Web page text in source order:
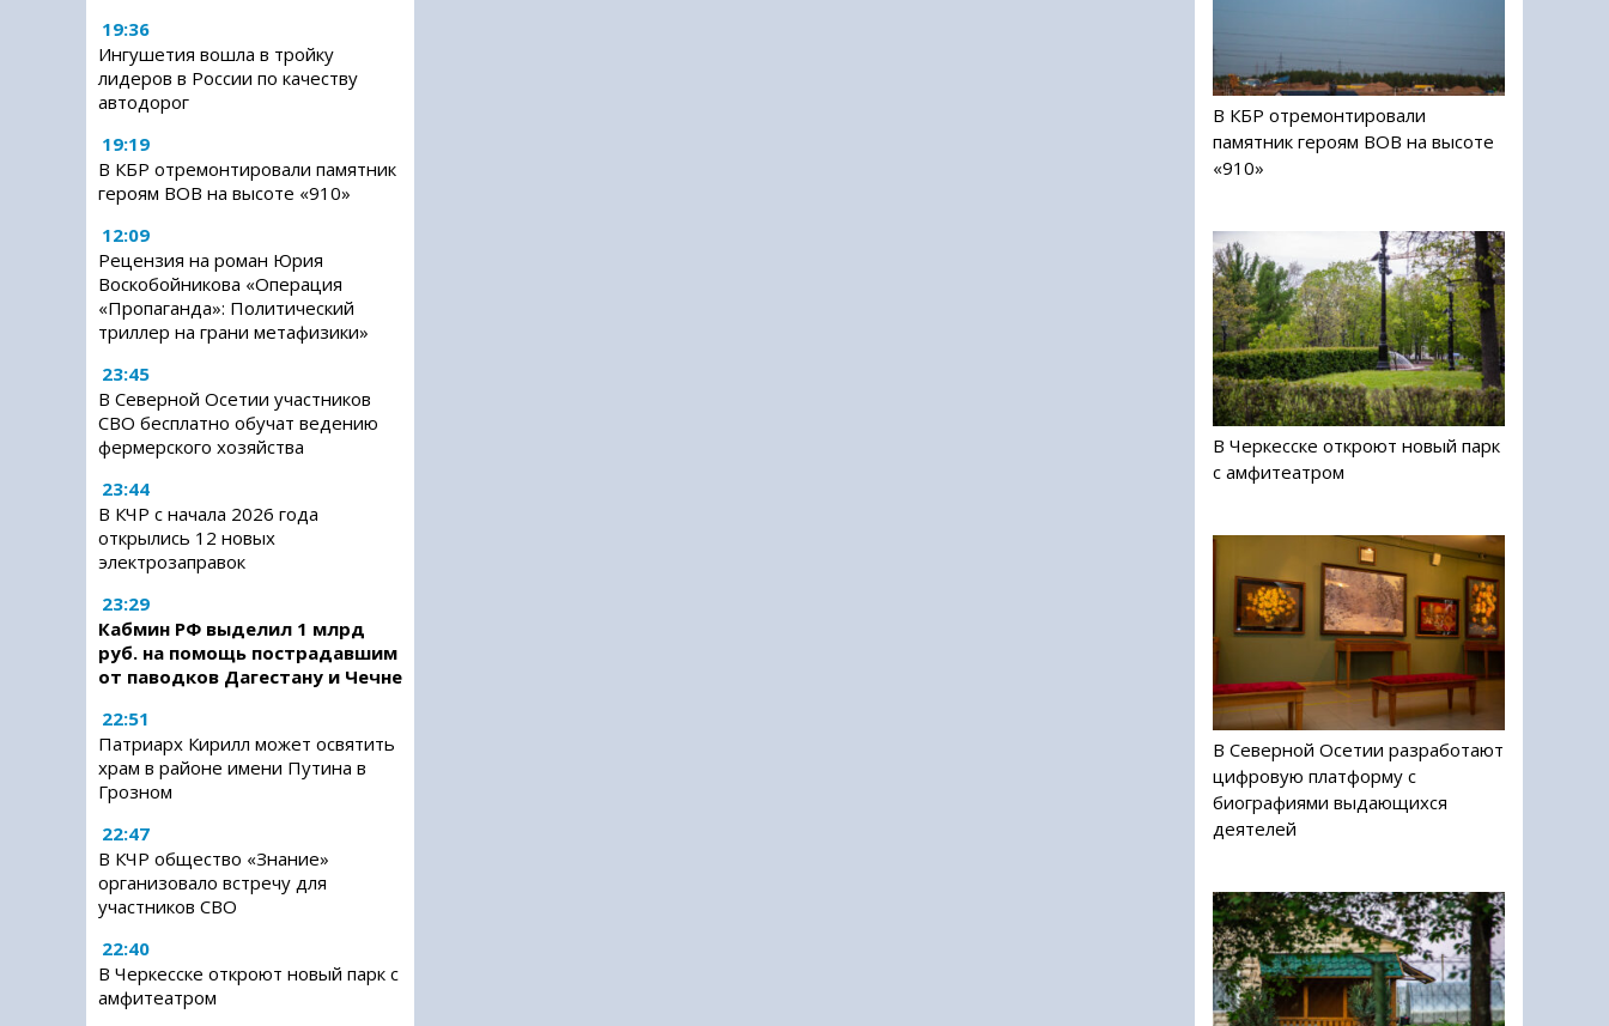
19:36
Ингушетия вошла в тройку
лидеров в России по качеству
автодорог
19:19
В КБР отремонтировали памятник
героям ВОВ на высоте «910»
12:09
Рецензия на роман Юрия
Воскобойникова «Операция
«Пропаганда»: Политический
триллер на грани метафизики»
23:45
В Северной Осетии участников
СВО бесплатно обучат ведению
фермерского хозяйства
23:44
В КЧР с начала 2026 года
открылись 12 новых
электрозаправок
23:29
Кабмин РФ выделил 1 млрд
руб. на помощь пострадавшим
от паводков Дагестану и Чечне
22:51
Патриарх Кирилл может освятить
храм в районе имени Путина в
Грозном
22:47
В КЧР общество «Знание»
организовало встречу для
участников СВО
22:40
В Черкесске откроют новый парк с
амфитеатром
В КБР отремонтировали
памятник героям ВОВ на высоте
«910»
В Черкесске откроют новый парк
с амфитеатром
В Северной Осетии разработают
цифровую платформу с
биографиями выдающихся
деятелей